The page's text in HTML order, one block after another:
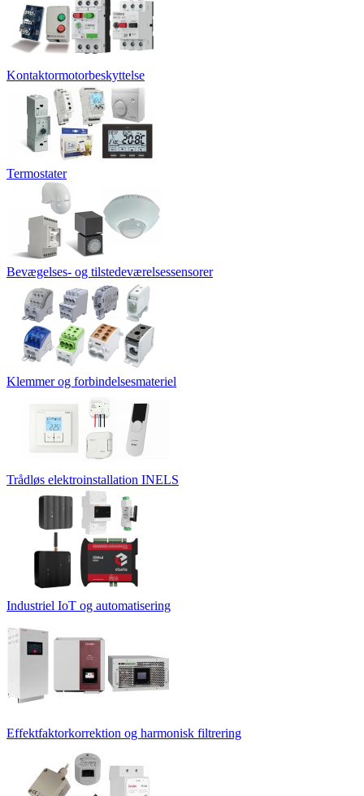
Kontaktormotorbeskyttelse
Termostater
Bevægelses- og tilstedeværelsessensorer
Klemmer og forbindelsesmateriel
Trådløs elektroinstallation INELS
Industriel IoT og automatisering
Effektfaktorkorrektion og harmonisk filtrering